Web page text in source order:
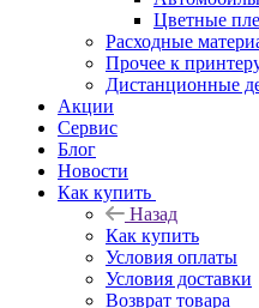
Цветные
Расходные
Прочее к
Дистанционные
Акции
Сервис
Блог
Новости
Как купить
Назад
Как купить
Условия оплаты
Условия доставки
Возврат товара